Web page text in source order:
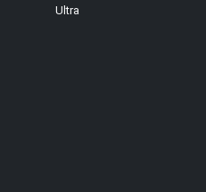
Ultra